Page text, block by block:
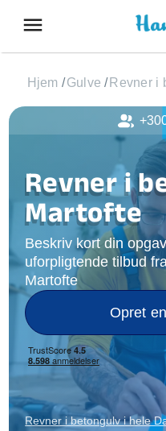
menu
Hjem /Gulve / Revner i
Revner i
Martofte
Beskriv kort din
uforpligtende tilbud
Martofte
Opret
Revner i betongulv i hele